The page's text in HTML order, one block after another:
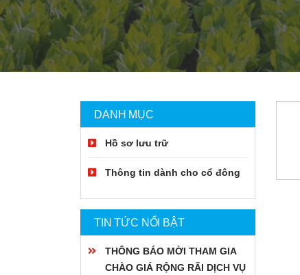
DANH MỤC
Hồ sơ lưu trữ
Thông tin dành cho cổ đông
TIN TỨC NỔI BẬT
THÔNG BÁO MỜI THAM GIA
CHÀO GIÁ RỘNG RÃI DỊCH VỤ